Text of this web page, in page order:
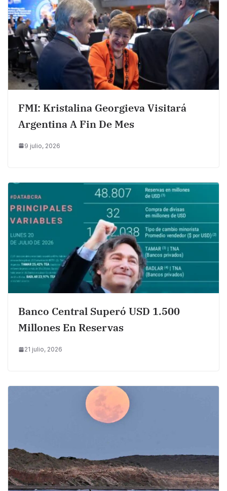
FMI: Kristalina Georgieva Visitará
Argentina A Fin De Mes
9 julio, 2026
Banco Central Superó USD 1.500
Millones En Reservas
21 julio, 2026